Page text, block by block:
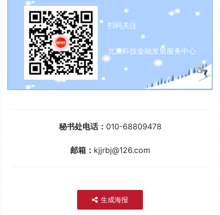
扫码关注
北京科技金融发展服务中心
秘书处电话： 010-68809478
邮箱： kjjrbj@126.com
生成海报